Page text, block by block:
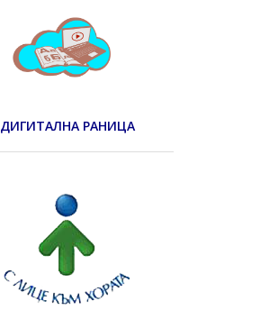
ДИГИТАЛНА РАНИЦА